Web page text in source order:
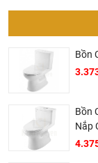
Ở đâu mua bồn
thức và chính
sản phẩm
chính hãng.
Bồn
Bồn
Nắp